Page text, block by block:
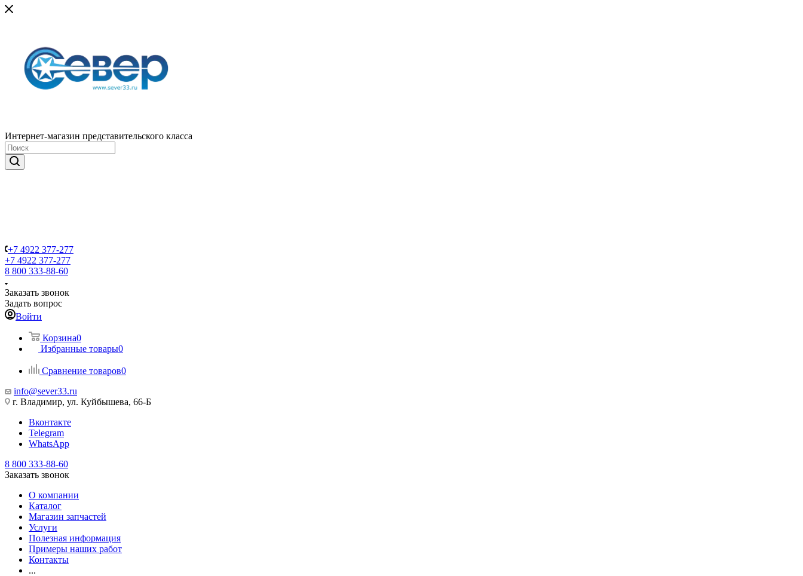
Интернет-магазин представительского класса
+7 4922 377-277
+7 4922 377-277
8 800 333-88-60
Заказать звонок
Задать вопрос
Войти
Корзина0
Избранные товары0
Сравнение товаров0
info@sever33.ru
г. Владимир, ул. Куйбышева, 66-Б
Вконтакте
Telegram
WhatsApp
8 800 333-88-60
Заказать звонок
О компании
Каталог
Магазин запчастей
Услуги
Полезная информация
Примеры наших работ
Контакты
...